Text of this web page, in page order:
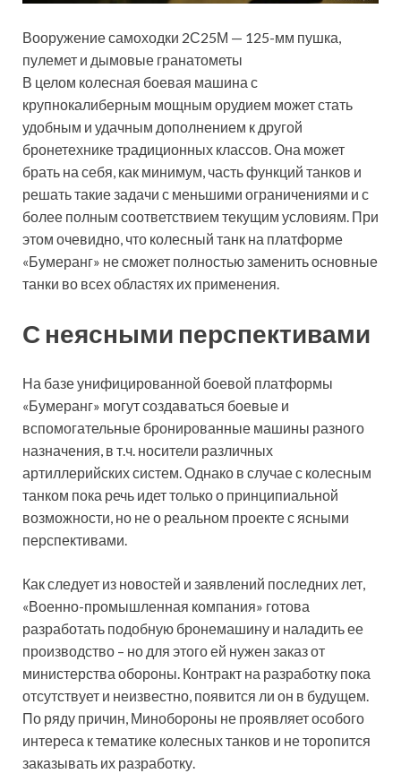
Вооружение самоходки 2С25М — 125-мм пушка,
пулемет и дымовые гранатометы
В целом колесная боевая машина с
крупнокалиберным мощным орудием может стать
удобным и удачным дополнением к другой
бронетехнике традиционных классов. Она может
брать на себя, как минимум, часть функций танков и
решать такие задачи с меньшими ограничениями и с
более полным соответствием текущим условиям. При
этом очевидно, что колесный танк на платформе
«Бумеранг» не сможет полностью заменить основные
танки во всех областях их применения.
С неясными перспективами
На базе унифицированной боевой платформы
«Бумеранг» могут создаваться боевые и
вспомогательные бронированные машины разного
назначения, в т.ч. носители различных
артиллерийских систем. Однако в случае с колесным
танком пока речь идет только о принципиальной
возможности, но не о реальном проекте с ясными
перспективами.
Как следует из новостей и заявлений последних лет,
«Военно-промышленная компания» готова
разработать подобную бронемашину и наладить ее
производство – но для этого ей нужен заказ от
министерства обороны. Контракт на разработку пока
отсутствует и неизвестно, появится ли он в будущем.
По ряду причин, Минобороны не проявляет особого
интереса к тематике колесных танков и не торопится
заказывать их разработку.